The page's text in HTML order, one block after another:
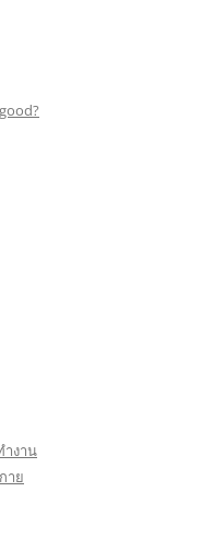
งาน
าย